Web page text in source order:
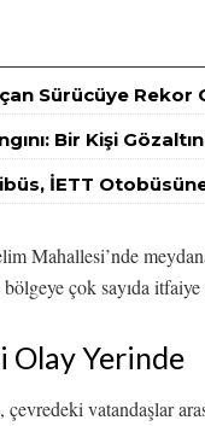
Sürücüye Rekor
Bir Kişi
İETT
Mahallesi’nde
bölgeye çok sayıda
Olay Yerinde
vatandaşlar